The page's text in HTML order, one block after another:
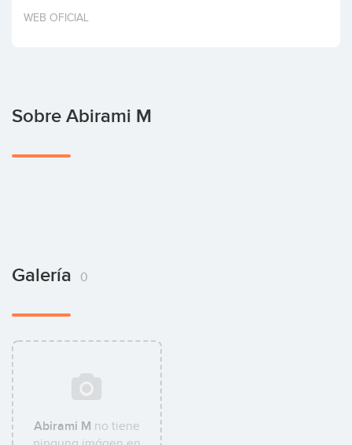
Invertir
WEB OFICIAL
Sobre Abirami M
Galería 0
Abirami M no tiene